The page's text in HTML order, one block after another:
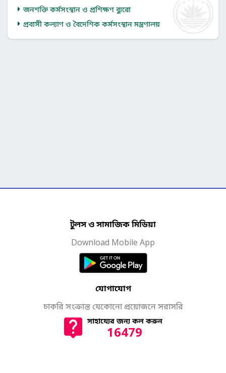
জনশক্তি কর্মসংস্থান ও প্রশিক্ষণ ব্যুরো
প্রবাসী কল্যাণ ও বৈদেশিক কর্মসংস্থান মন্ত্রণালয়
টুলস ও সামাজিক মিডিয়া
Download Mobile App
যোগাযোগ
চাকরি সংক্রান্ত যেকোনো প্রয়োজনে সরাসরি
সাহায্যের জন্য কল করুন
16479